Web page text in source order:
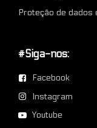
Proteção de dados
#Siga-nos:
Facebook
Instagram
Youtube